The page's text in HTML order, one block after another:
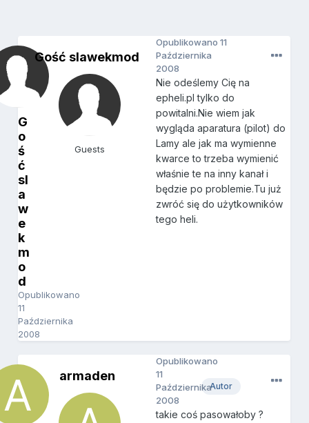
G
o
ś
ć
sl
a
w
e
k
m
o
d
Opublikowano
11
Października
2008
Gość slawekmod
Guests
Opublikowano11
Października
2008
Nie odeślemy Cię na
epheli.pl tylko do
powitalni.Nie wiem jak
wygląda aparatura (pilot) do
Lamy ale jak ma wymienne
kwarce to trzeba wymienić
właśnie te na inny kanał i
będzie po problemie.Tu już
zwróć się do użytkowników
tego heli.
armaden
Autor
Opublikowano
11
Października
2008
takie coś pasowałoby ?